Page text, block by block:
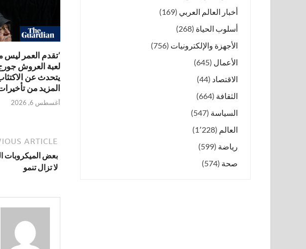
‘تقدم العمر ليس
لعبة العروش
يتحدث عن
المزيد من
أغسطس 6, 2026
ARTICLE
بعض الميكروبات
لا تزال تنمو
أخبار العالم العربي (169)
أسلوب الحياة (268)
الأجهزة والإلكترونيات (756)
الأعمال (645)
الاقتصاد (44)
الثقافة (664)
السياسة (547)
العالم (1٬228)
رياضة (599)
صحة (574)